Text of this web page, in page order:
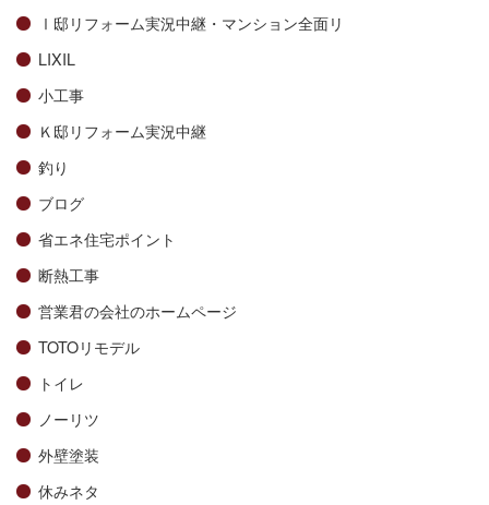
Ⅰ邸リフォーム実況中継・マンション全面リ
LIXIL
小工事
Ｋ邸リフォーム実況中継
釣り
ブログ
省エネ住宅ポイント
断熱工事
営業君の会社のホームページ
TOTOリモデル
トイレ
ノーリツ
外壁塗装
休みネタ